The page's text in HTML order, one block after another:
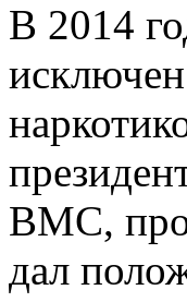
В 2014
ВМС,
дал